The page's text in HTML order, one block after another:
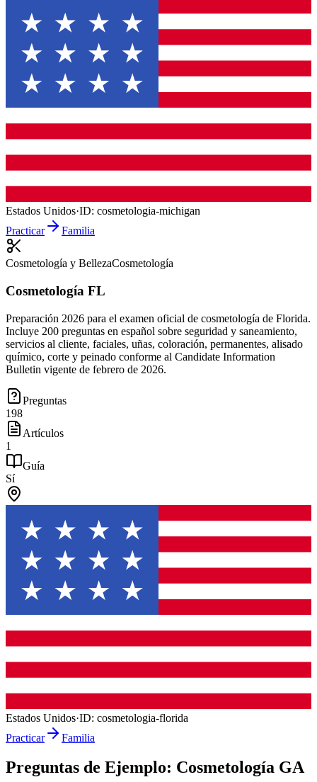
Estados Unidos·ID: cosmetologia-michigan
Practicar
Familia
Cosmetología y BellezaCosmetología
Cosmetología FL
Preparación 2026 para el examen oficial de cosmetología de Florida.
Incluye 200 preguntas en español sobre seguridad y saneamiento,
servicios al cliente, faciales, uñas, coloración, permanentes, alisado
químico, corte y peinado conforme al Candidate Information
Bulletin vigente de febrero de 2026.
Preguntas
198
Artículos
1
Guía
Sí
Estados Unidos·ID: cosmetologia-florida
Practicar
Familia
Preguntas de Ejemplo: Cosmetología GA